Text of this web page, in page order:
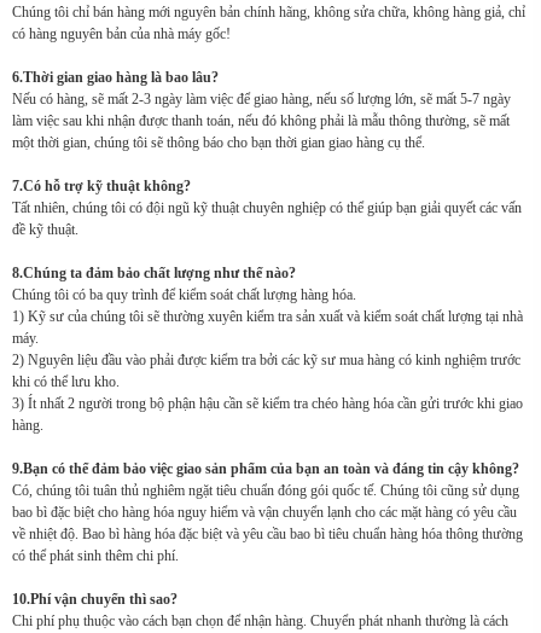
Chúng tôi chỉ bán hàng mới nguyên bản chính hãng, không sửa chữa, không hàng giả, chỉ
có hàng nguyên bản của nhà máy gốc!
6.Thời gian giao hàng là bao lâu?
Nếu có hàng, sẽ mất 2-3 ngày làm việc để giao hàng, nếu số lượng lớn, sẽ mất 5-7 ngày
làm việc sau khi nhận được thanh toán, nếu đó không phải là mẫu thông thường, sẽ mất
một thời gian, chúng tôi sẽ thông báo cho bạn thời gian giao hàng cụ thể.
7.Có hỗ trợ kỹ thuật không?
Tất nhiên, chúng tôi có đội ngũ kỹ thuật chuyên nghiệp có thể giúp bạn giải quyết các vấn
đề kỹ thuật.
8.Chúng ta đảm bảo chất lượng như thế nào?
Chúng tôi có ba quy trình để kiểm soát chất lượng hàng hóa.
1) Kỹ sư của chúng tôi sẽ thường xuyên kiểm tra sản xuất và kiểm soát chất lượng tại nhà
máy.
2) Nguyên liệu đầu vào phải được kiểm tra bởi các kỹ sư mua hàng có kinh nghiệm trước
khi có thể lưu kho.
3) Ít nhất 2 người trong bộ phận hậu cần sẽ kiểm tra chéo hàng hóa cần gửi trước khi giao
hàng.
9.Bạn có thể đảm bảo việc giao sản phẩm của bạn an toàn và đáng tin cậy không?
Có, chúng tôi tuân thủ nghiêm ngặt tiêu chuẩn đóng gói quốc tế. Chúng tôi cũng sử dụng
bao bì đặc biệt cho hàng hóa nguy hiểm và vận chuyển lạnh cho các mặt hàng có yêu cầu
về nhiệt độ. Bao bì hàng hóa đặc biệt và yêu cầu bao bì tiêu chuẩn hàng hóa thông thường
có thể phát sinh thêm chi phí.
10.Phí vận chuyển thì sao?
Chi phí phụ thuộc vào cách bạn chọn để nhận hàng. Chuyển phát nhanh thường là cách